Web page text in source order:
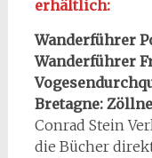
erhältlich:
Wanderführer
Wanderführer
Bretagne:
Conrad Stein
die Bücher